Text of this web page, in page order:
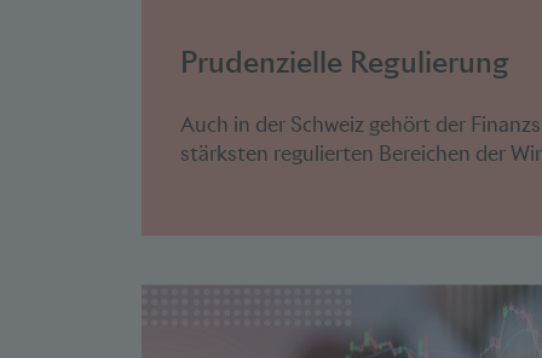
Prudenzielle Regulierung
Auch in der Schweiz gehört der
stärksten regulierten Bereichen der